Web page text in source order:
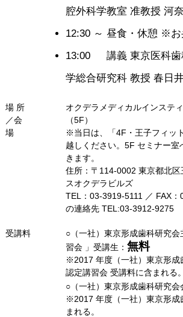
腔外科学教室 准教授 河
12:30 ～ 昼食・休憩 ※お
13:00
講義 東京医科
学総合研究科 教授 春日
場 所
／会
場
オクデラメディカルインステ
（5F）
※当日は、「4F・王子フィッ
越しください。5F セミナー
きます。
住所：〒114-0002 東京都北
スオクデラビルズ
TEL：03-3919-5111 ／ FAX
の連絡先 TEL:03-3912-9275
受講料
○（一社）東京形成歯科研究
習会 」受講生： 無料
※2017 年度（一社）東京形成
認定講習会 受講料に含まれる。
○（一社）東京形成歯科研究会
※2017 年度（一社）東京形成
まれる。